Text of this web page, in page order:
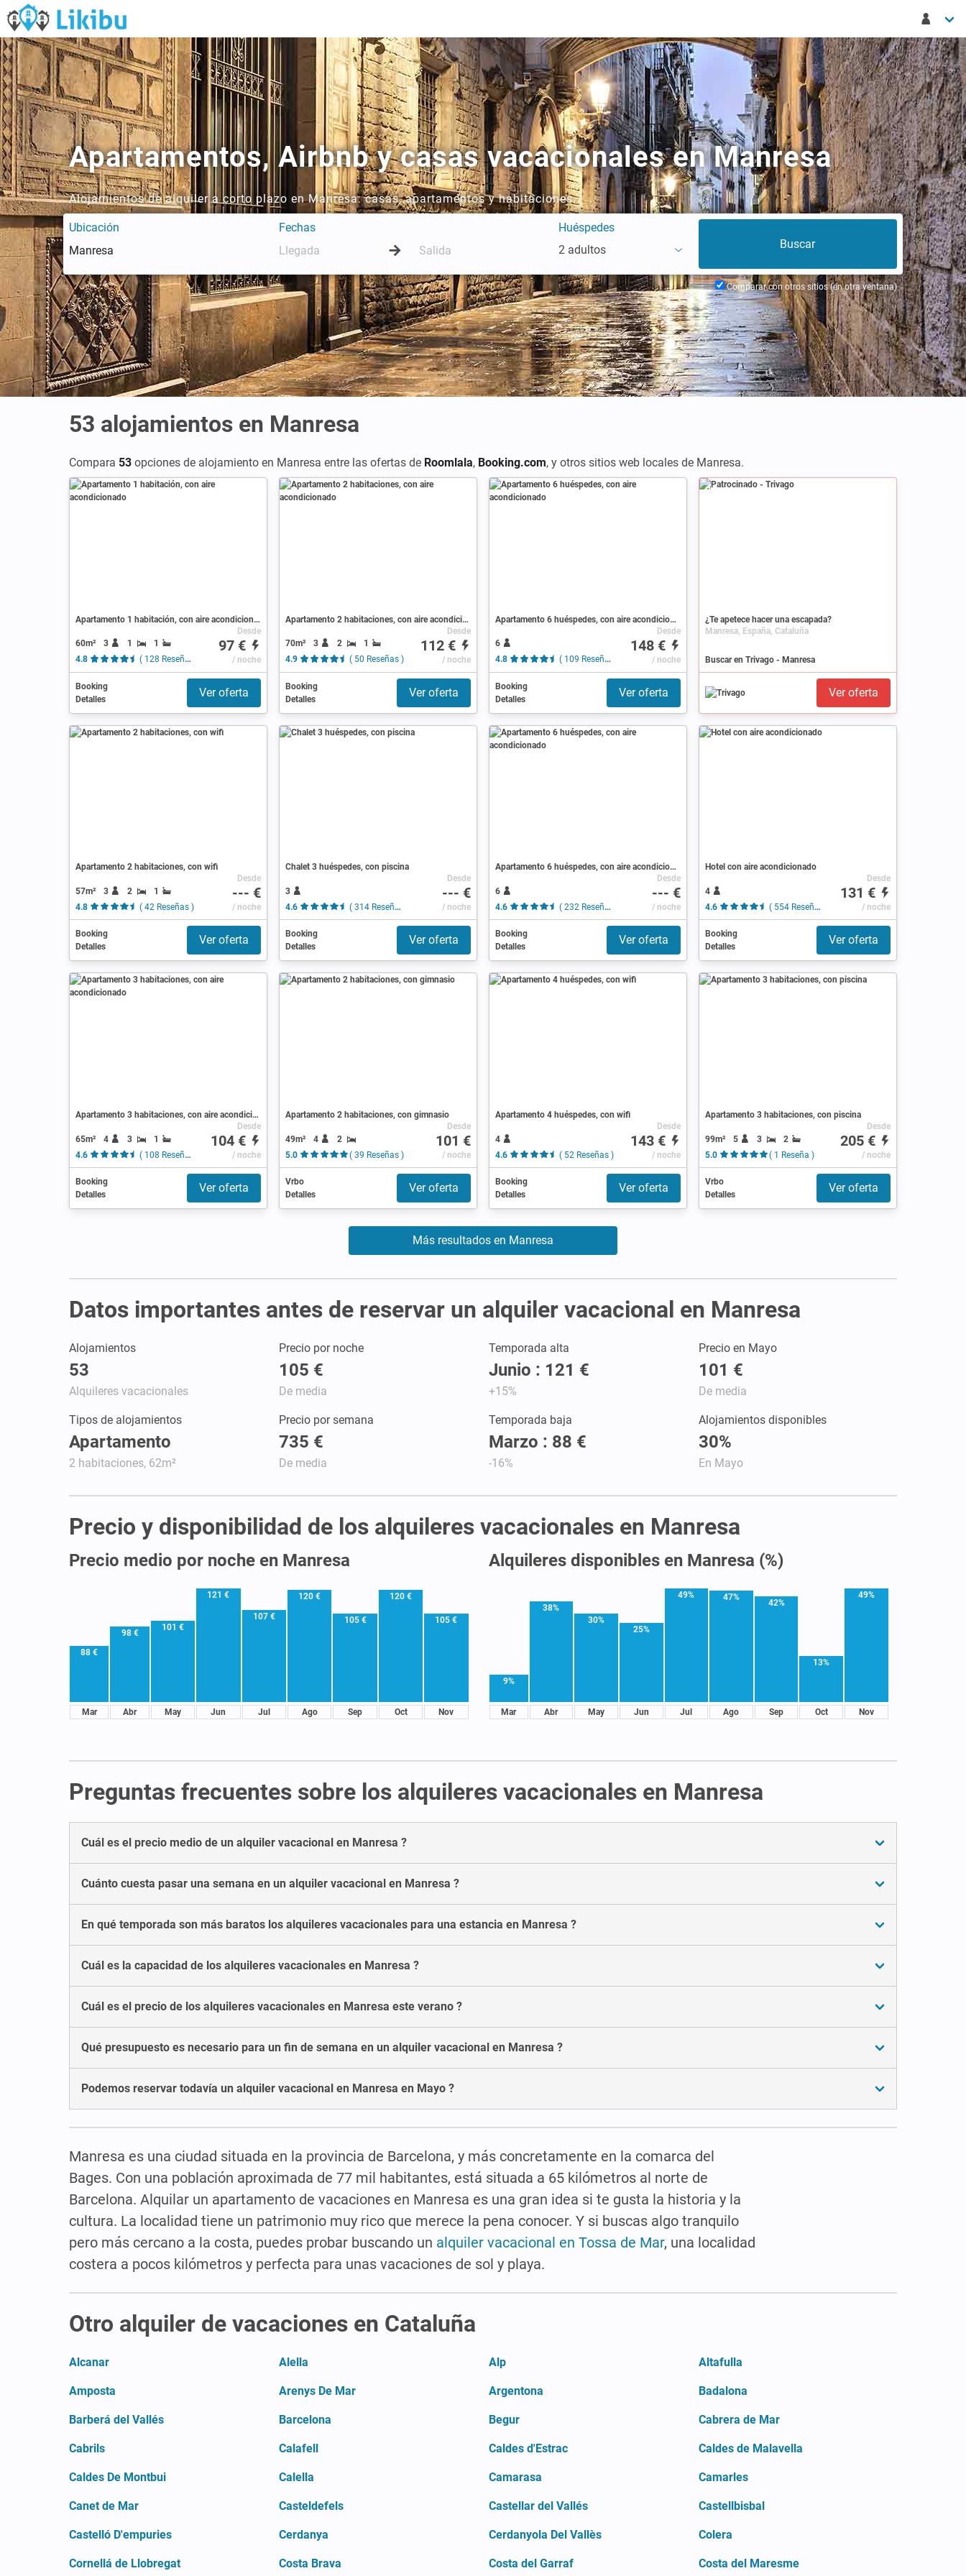
Apartamentos, Airbnb y casas vacacionales en Manresa
Alojamientos de alquiler a corto plazo en Manresa: casas, apartamentos y habitaciones.
Ubicación Fechas
Huéspedes
2 adultos
Comparar con otros sitios (en otra ventana)
53 alojamientos en Manresa
Compara 53 opciones de alojamiento en Manresa entre las ofertas de Roomlala, Booking.com, y otros sitios web locales de Manresa.
Apartamento 1 habitación, con aire acondicionado
60m² 3 1
1
4.8
( 128 Reseñas )
Desde
97 €
/ noche
Booking
Detalles
Ver oferta
Apartamento 2 habitaciones, con aire acondicionado
70m² 3 2
1
4.9
( 50 Reseñas )
Desde
112 €
/ noche
Booking
Detalles
Ver oferta
Apartamento 6 huéspedes, con aire acondicionado
6
4.8
( 109 Reseñas )
Desde
148 €
/ noche
Booking
Detalles
Ver oferta
Patrocinado
¿Te apetece hacer una escapada?
Manresa, España, Cataluña
Buscar en Trivago - Manresa
Ver oferta
Apartamento 2 habitaciones, con wifi
57m² 3 2
1
4.8
( 42 Reseñas )
Desde
--- €
/ noche
Booking
Detalles
Ver oferta
Chalet 3 huéspedes, con piscina
3
4.6
( 314 Reseñas )
Desde
--- €
/ noche
Booking
Detalles
Ver oferta
Apartamento 6 huéspedes, con aire acondicionado
6
4.6
( 232 Reseñas )
Desde
--- €
/ noche
Booking
Detalles
Ver oferta
Hotel con aire acondicionado
4
4.6
( 554 Reseñas )
Desde
131 €
/ noche
Booking
Detalles
Ver oferta
Apartamento 3 habitaciones, con aire acondicionado
65m² 4 3
1
4.6
( 108 Reseñas )
Desde
104 €
/ noche
Booking
Detalles
Ver oferta
Apartamento 2 habitaciones, con gimnasio
49m² 4
2
5.0
( 39 Reseñas )
Desde
101 €
/ noche
Vrbo
Detalles
Ver oferta
Apartamento 4 huéspedes, con wifi
4
4.6
( 52 Reseñas )
Desde
143 €
/ noche
Booking
Detalles
Ver oferta
Apartamento 3 habitaciones, con piscina
99m² 5 3
2
5.0
( 1 Reseña )
Desde
205 €
/ noche
Vrbo
Detalles
Ver oferta
Más resultados en Manresa
Datos importantes antes de reservar un alquiler vacacional en Manresa
Alojamientos
53
Alquileres vacacionales
Precio por noche
105 €
De media
Temporada alta
Junio : 121 €
+15%
Precio en Mayo
101 €
De media
Tipos de alojamientos
Apartamento
2 habitaciones, 62m²
Precio por semana
735 €
De media
Temporada baja
Marzo : 88 €
-16%
Alojamientos disponibles
30%
En Mayo
Precio y disponibilidad de los alquileres vacacionales en Manresa
Precio medio por noche en Manresa
88 €
Mar
98 €
Abr
101 €
May
121 €
Jun
107 €
Jul
120 €
Ago
105 €
Sep
120 €
Oct
105 €
Nov
Alquileres disponibles en Manresa (%)
9%
Mar
38%
Abr
30%
May
25%
Jun
49%
Jul
47%
Ago
42%
Sep
13%
Oct
49%
Nov
Preguntas frecuentes sobre los alquileres vacacionales en Manresa
Cuál es el precio medio de un alquiler vacacional en Manresa ?
Cuánto cuesta pasar una semana en un alquiler vacacional en Manresa ?
En qué temporada son más baratos los alquileres vacacionales para una estancia en Manresa ?
Cuál es la capacidad de los alquileres vacacionales en Manresa ?
Cuál es el precio de los alquileres vacacionales en Manresa este verano ?
Qué presupuesto es necesario para un fin de semana en un alquiler vacacional en Manresa ?
Podemos reservar todavía un alquiler vacacional en Manresa en Mayo ?
Manresa es una ciudad situada en la provincia de Barcelona, y más concretamente en la comarca del
Bages. Con una población aproximada de 77 mil habitantes, está situada a 65 kilómetros al norte de
Barcelona. Alquilar un apartamento de vacaciones en Manresa es una gran idea si te gusta la historia y la
cultura. La localidad tiene un patrimonio muy rico que merece la pena conocer. Y si buscas algo tranquilo
pero más cercano a la costa, puedes probar buscando un alquiler vacacional en Tossa de Mar, una localidad
costera a pocos kilómetros y perfecta para unas vacaciones de sol y playa.
Otro alquiler de vacaciones en Cataluña
Alcanar Alella Alp Altafulla
Amposta Arenys De Mar Argentona Badalona
Barberá del Vallés Barcelona Begur Cabrera de Mar
Cabrils Calafell Caldes d'Estrac Caldes de Malavella
Caldes De Montbui Calella Camarasa Camarles
Canet de Mar Casteldefels Castellar del Vallés Castellbisbal
Castelló D'empuries Cerdanya Cerdanyola Del Vallès Colera
Cornellá de Llobregat Costa Brava Costa del Garraf Costa del Maresme